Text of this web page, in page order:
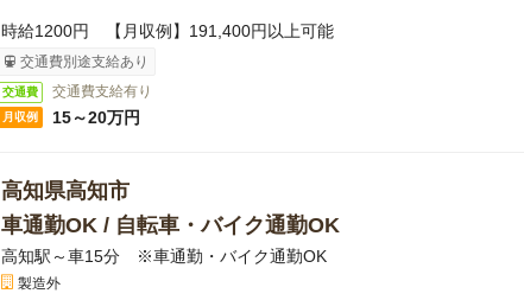
時給1200円 【月収例】191,400円以上可能
交通費別途支給あり
交通費 交通費支給有り
月収例 15～20万円
高知県高知市
車通勤OK / 自転車・バイク通勤OK
高知駅～車15分 ※車通勤・バイク通勤OK
製造外